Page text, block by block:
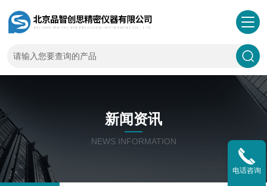
新闻资讯
NEWS INFORMATION
电话咨询